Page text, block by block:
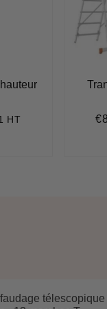
HT
télescopique